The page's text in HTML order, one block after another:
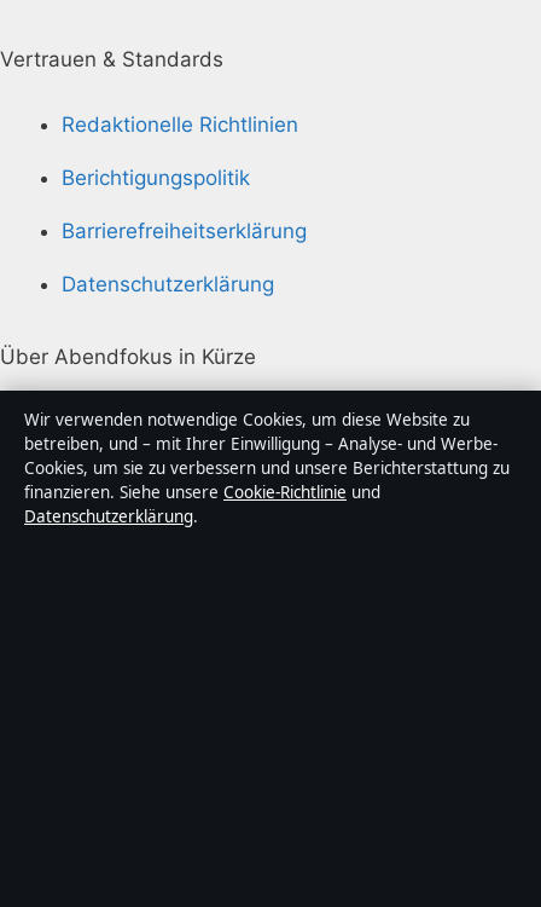
Vertrauen & Standards
Redaktionelle Richtlinien
Berichtigungspolitik
Barrierefreiheitserklärung
Datenschutzerklärung
Über Abendfokus in Kürze
Abendfokus ist ein unabhängiger digitaler
Nachrichtenanbieter mit Fokus auf Politik, Wirtschaft,
Technik und Gesellschaft in Deutschland. Jeder Artikel
trägt eine Byline, wird von einem Redakteur geprüft
und vor der Veröffentlichung faktengecheckt.
Wir verwenden notwendige Cookies, um diese Website zu
betreiben, und – mit Ihrer Einwilligung – Analyse- und Werbe-
Cookies, um sie zu verbessern und unsere Berichterstattung zu
finanzieren. Siehe unsere Cookie-Richtlinie und
Datenschutzerklärung.